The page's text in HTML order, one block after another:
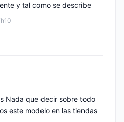
y tal como se describe
Nada que decir sobre todo
este modelo en las tiendas